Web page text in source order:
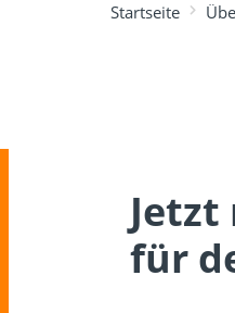
Startseite
Jetzt
für